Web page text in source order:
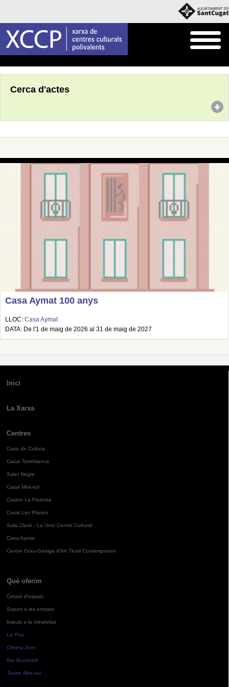
Cerca d'actes
Casa Aymat 100 anys
LLOC: Casa Aymat
DATA: De l'1 de maig de 2026 al 31 de maig de 2027
Inici
La Xarxa
Centres
Casa de Cultura
Casal Torreblanca
Xalet Negre
Casal Mira-sol
Casino La Floresta
Casal Les Planes
Sala Clavé - La Unió Centre Cultural
Casa Aymat
Centre Grau-Garriga d'Art Tèxtil Contemporani
Què oferim
Cessió d'espais
Suport a les entitats
Impuls a la creativitat
La Pua
Oficina Jove
Bar Bocamoll
Teatre Mira-sol